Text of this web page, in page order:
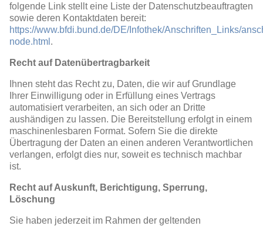
folgende Link stellt eine Liste der Datenschutzbeauftragten
sowie deren Kontaktdaten bereit:
https://www.bfdi.bund.de/DE/Infothek/Anschriften_Links/
node.html .
Recht auf Datenübertragbarkeit
Ihnen steht das Recht zu, Daten, die wir auf Grundlage
Ihrer Einwilligung oder in Erfüllung eines Vertrags
automatisiert verarbeiten, an sich oder an Dritte
aushändigen zu lassen. Die Bereitstellung erfolgt in einem
maschinenlesbaren Format. Sofern Sie die direkte
Übertragung der Daten an einen anderen Verantwortlichen
verlangen, erfolgt dies nur, soweit es technisch machbar
ist.
Recht auf Auskunft, Berichtigung, Sperrung,
Löschung
Sie haben jederzeit im Rahmen der geltenden